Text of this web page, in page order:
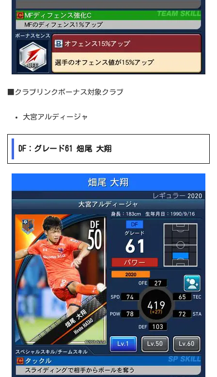
■クラブリンクボーナス対象クラブ
大宮アルディージャ
DF：グレード61 畑尾 大翔